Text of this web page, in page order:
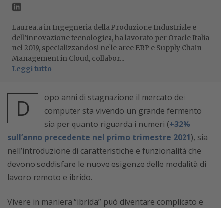
Laureata in Ingegneria della Produzione Industriale e
dell’innovazione tecnologica, ha lavorato per Oracle Italia
nel 2019, specializzandosi nelle aree ERP e Supply Chain
Management in Cloud, collabor...
Leggi tutto
D
opo anni di stagnazione il mercato dei
computer sta vivendo un grande fermento
sia per quanto riguarda i numeri (+32%
sull’anno precedente nel primo trimestre 2021), sia
nell’introduzione di caratteristiche e funzionalità che
devono soddisfare le nuove esigenze delle modalità di
lavoro remoto e ibrido.
Vivere in maniera “ibrida” può diventare complicato e